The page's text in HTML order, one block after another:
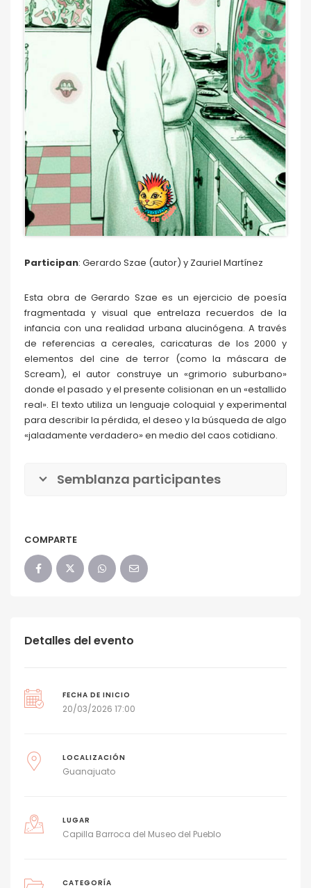
Participan: Gerardo Szae (autor) y Zauriel Martínez
Esta obra de Gerardo Szae es un ejercicio de poesía
fragmentada y visual que entrelaza recuerdos de la
infancia con una realidad urbana alucinógena. A través
de referencias a cereales, caricaturas de los 2000 y
elementos del cine de terror (como la máscara de
Scream), el autor construye un «grimorio suburbano»
donde el pasado y el presente colisionan en un «estallido
real». El texto utiliza un lenguaje coloquial y experimental
para describir la pérdida, el deseo y la búsqueda de algo
«jaladamente verdadero» en medio del caos cotidiano.
Semblanza participantes
COMPARTE
Detalles del evento
FECHA DE INICIO
20/03/2026 17:00
LOCALIZACIÓN
Guanajuato
LUGAR
Capilla Barroca del Museo del Pueblo
CATEGORÍA